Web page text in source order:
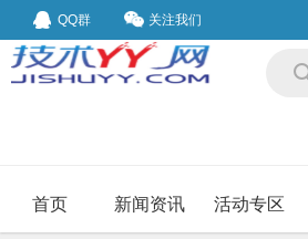
QQ群 关注我们
首页 新闻资讯 活动专区